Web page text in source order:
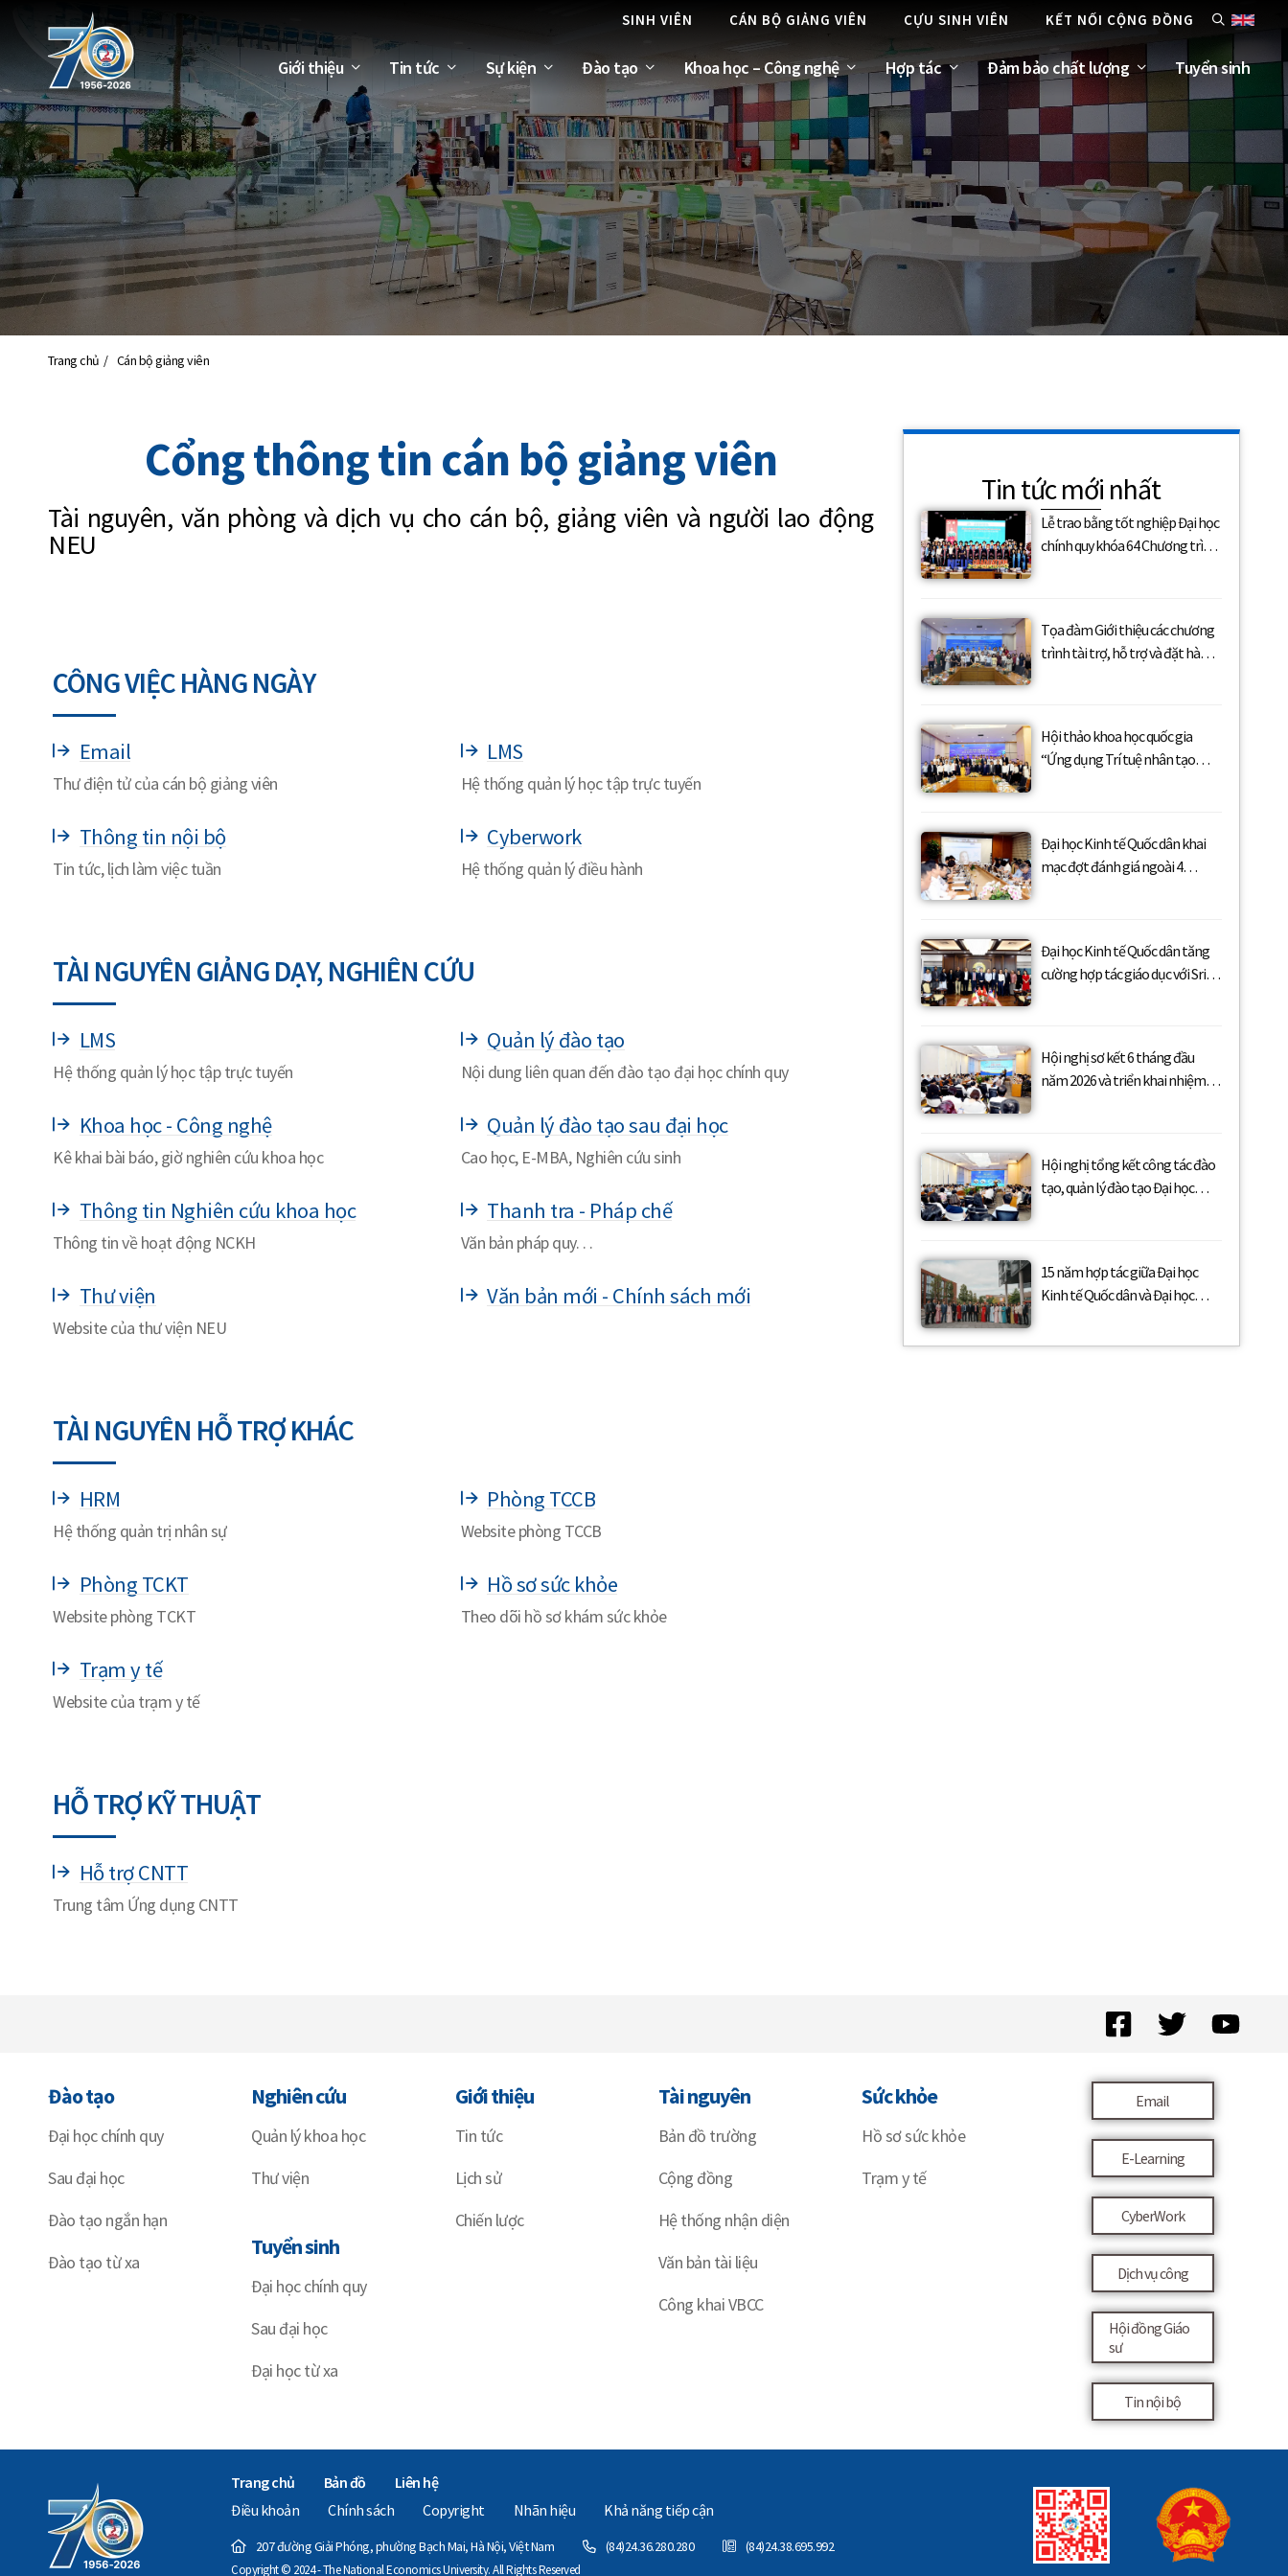
SINH VIÊN CÁN BỘ GIẢNG VIÊN CỰU SINH VIÊN KẾT NỐI CỘNG ĐỒNG
Giới thiệu Tin tức Sự kiện Đào tạo Khoa học – Công nghệ Hợp tác Đảm bảo chất lượng Tuyển sinh
Trang chủ Cán bộ giảng viên
Cổng thông tin cán bộ giảng viên
Tài nguyên, văn phòng và dịch vụ cho cán bộ, giảng viên và người lao động
NEU
CÔNG VIỆC HÀNG NGÀY
Email
Thư điện tử của cán bộ giảng viên
LMS
Hệ thống quản lý học tập trực tuyến
Thông tin nội bộ
Tin tức, lịch làm việc tuần
Cyberwork
Hệ thống quản lý điều hành
TÀI NGUYÊN GIẢNG DẠY, NGHIÊN CỨU
LMS
Hệ thống quản lý học tập trực tuyến
Quản lý đào tạo
Nội dung liên quan đến đào tạo đại học chính quy
Khoa học - Công nghệ
Kê khai bài báo, giờ nghiên cứu khoa học
Quản lý đào tạo sau đại học
Cao học, E-MBA, Nghiên cứu sinh
Thông tin Nghiên cứu khoa học
Thông tin về hoạt động NCKH
Thanh tra - Pháp chế
Văn bản pháp quy. . .
Thư viện
Website của thư viện NEU
Văn bản mới - Chính sách mới
TÀI NGUYÊN HỖ TRỢ KHÁC
HRM
Hệ thống quản trị nhân sự
Phòng TCCB
Website phòng TCCB
Phòng TCKT
Website phòng TCKT
Hồ sơ sức khỏe
Theo dõi hồ sơ khám sức khỏe
Trạm y tế
Website của trạm y tế
HỖ TRỢ KỸ THUẬT
Hỗ trợ CNTT
Trung tâm Ứng dụng CNTT
Tin tức mới nhất
Lễ trao bằng tốt nghiệp Đại học
chính quy khóa 64 Chương trình
Tọa đàm Giới thiệu các chương
trình tài trợ, hỗ trợ và đặt hàng
nghệ Quốc gia (NAFOSTED)
Hội thảo khoa học quốc gia
“Ứng dụng Trí tuệ nhân tạo
Đại học Kinh tế Quốc dân khai
mạc đợt đánh giá ngoài 4
Đại học Kinh tế Quốc dân tăng
cường hợp tác giáo dục với Sri
Hội nghị sơ kết 6 tháng đầu
năm 2026 và triển khai nhiệm vụ
Hội nghị tổng kết công tác đào
tạo, quản lý đào tạo Đại học
15 năm hợp tác giữa Đại học
Kinh tế Quốc dân và Đại học
Đào tạo
Đại học chính quy
Sau đại học
Đào tạo ngắn hạn
Đào tạo từ xa
Nghiên cứu
Quản lý khoa học
Thư viện
Tuyển sinh
Đại học chính quy
Sau đại học
Đại học từ xa
Giới thiệu
Tin tức
Lịch sử
Chiến lược
Tài nguyên
Bản đồ trường
Cộng đồng
Hệ thống nhận diện
Văn bản tài liệu
Công khai VBCC
Sức khỏe
Hồ sơ sức khỏe
Trạm y tế
Email
E-Learning
CyberWork
Dịch vụ công
Hội đồng Giáo
sư
Tin nội bộ
Trang chủ Bản đồ
Liên hệ
Điều khoản
Chính sách Copyright Nhãn hiệu Khả năng tiếp cận
207 đường Giải Phóng, phường Bạch Mai, Hà Nội, Việt Nam (84)24.36.280.280 (84)24.38.695.992
Copyright © 2024 - The National Economics University. All Rights Reserved